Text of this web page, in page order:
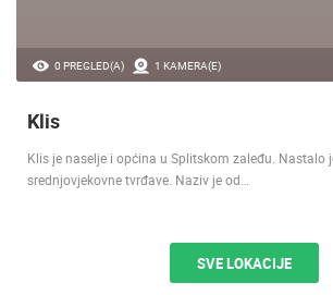
0 PREGLED(A) 1 KAMERA(E)
Klis
Klis je naselje i općina u Splitskom zaleđu. Nastalo
srednjovjekovne tvrđave. Naziv je od…
SVE LOKACIJE